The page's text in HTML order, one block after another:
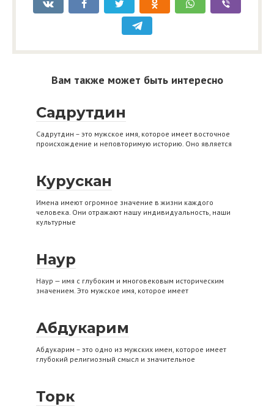
Вам также может быть интересно
Садрутдин
Садрутдин – это мужское имя, которое имеет восточное
происхождение и неповторимую историю. Оно является
Курускан
Имена имеют огромное значение в жизни каждого
человека. Они отражают нашу индивидуальность, наши
культурные
Наур
Наур — имя с глубоким и многовековым историческим
значением. Это мужское имя, которое имеет
Абдукарим
Абдукарим – это одно из мужских имен, которое имеет
глубокий религиозный смысл и значительное
Торк